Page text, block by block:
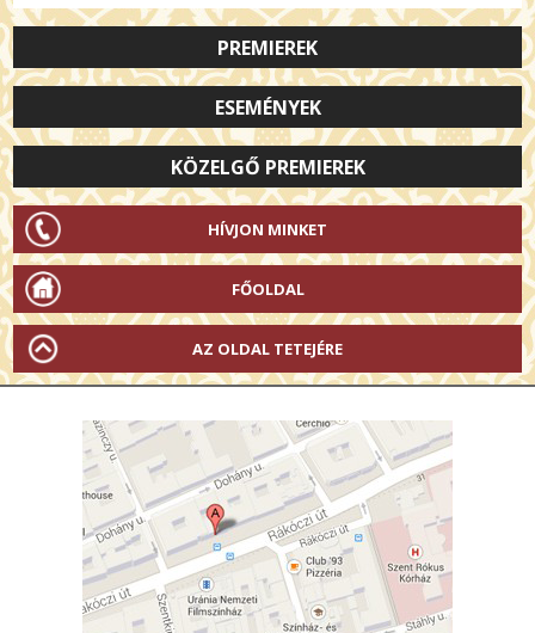
PREMIEREK
ESEMÉNYEK
KÖZELGŐ PREMIEREK
HÍVJON MINKET
FŐOLDAL
AZ OLDAL TETEJÉRE